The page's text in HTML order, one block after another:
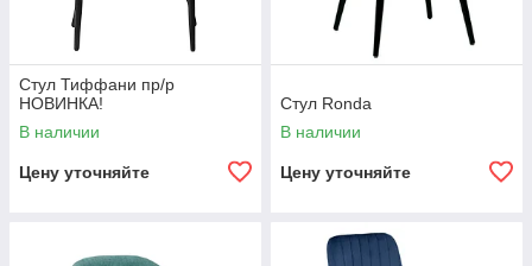
Стул Тиффани пр/р
НОВИНКА!
В наличии
Цену уточняйте
Стул Ronda
В наличии
Цену уточняйте